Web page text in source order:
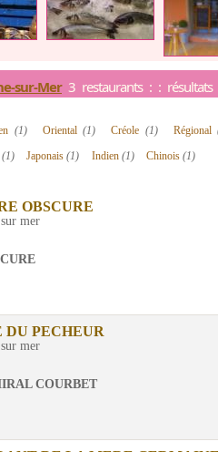
sur-Mer3 restaurants : :
(1) Oriental(1) Créole (1) Régional
(1) Japonais(1) Indien (1) Chinois (1)
OBSCURE
mer
PECHEUR
mer
COURBET